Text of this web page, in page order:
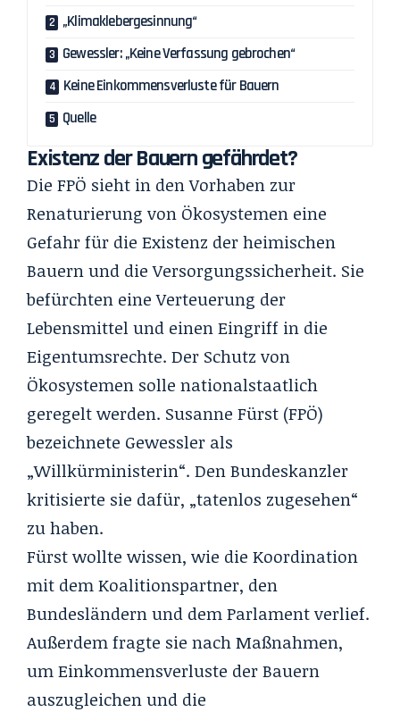
„Klimaklebergesinnung“
Gewessler: „Keine Verfassung gebrochen“
Keine Einkommensverluste für Bauern
Quelle
Existenz der Bauern gefährdet?
Die FPÖ sieht in den Vorhaben zur
Renaturierung von Ökosystemen eine
Gefahr für die Existenz der heimischen
Bauern und die Versorgungssicherheit. Sie
befürchten eine Verteuerung der
Lebensmittel und einen Eingriff in die
Eigentumsrechte. Der Schutz von
Ökosystemen solle nationalstaatlich
geregelt werden. Susanne Fürst (FPÖ)
bezeichnete Gewessler als
„Willkürministerin“. Den Bundeskanzler
kritisierte sie dafür, „tatenlos zugesehen“
zu haben.
Fürst wollte wissen, wie die Koordination
mit dem Koalitionspartner, den
Bundesländern und dem Parlament verlief.
Außerdem fragte sie nach Maßnahmen,
um Einkommensverluste der Bauern
auszugleichen und die